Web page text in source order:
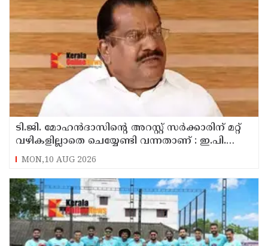
ടി.ജി. മോഹൻദാസിന്റെ അറസ്റ്റ് സർക്കാരിന് മറ്റ്
വഴികളില്ലാതെ ചെയ്യേണ്ടി വന്നതാണ് : ഇ.പി.
ജയരാജൻ
MON,10 AUG 2026